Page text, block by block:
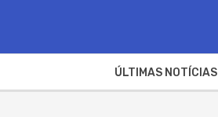
ÚLTIMAS NOTÍCIAS